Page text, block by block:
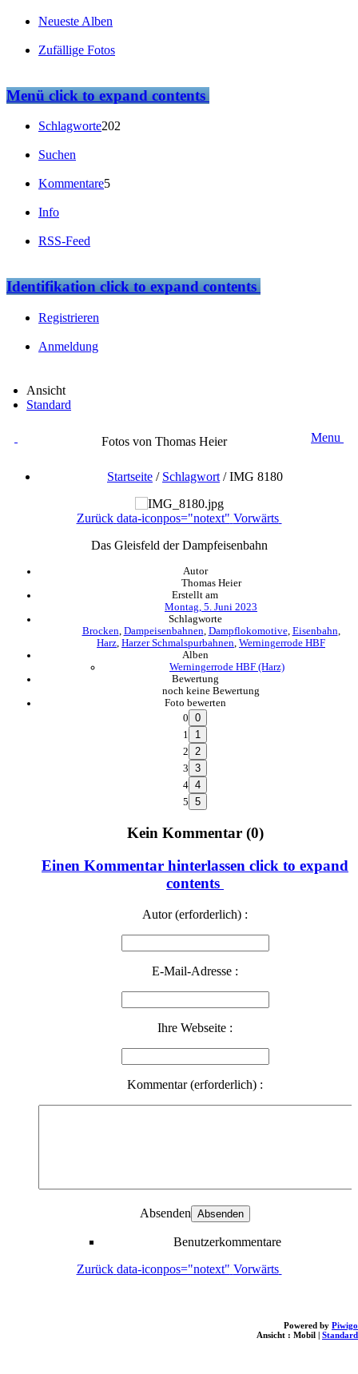
Neueste Alben
Zufällige Fotos
Menüclick to expand contents
Schlagworte202
Suchen
Kommentare5
Info
RSS-Feed
Identifikationclick to expand contents
Registrieren
Anmeldung
Ansicht
Standard
Fotos von Thomas Heier Menu
Startseite / Schlagwort /IMG 8180
Zurück data-iconpos="notext" Vorwärts
Das Gleisfeld der Dampfeisenbahn
Autor
Thomas Heier
Erstellt am
Montag, 5. Juni 2023
Schlagworte
Brocken Dampeisenbahnen Dampflokomotive, Eisenbahn
Harz Harzer Schmalspurbahnen Werningerrode HBF
Alben
Werningerrode HBF (Harz)
Bewertung
noch keine Bewertung
Foto bewerten
0
1
2
3
4
5
Kein Kommentar (0)
Einen Kommentar hinterlassen click to expand
contents
Autor (erforderlich) :
E-Mail-Adresse :
Ihre Webseite :
Kommentar (erforderlich) :
Absenden
Benutzerkommentare
Zurück data-iconpos="notext" Vorwärts
Powered by Piwigo
Ansicht : Mobil | Standard